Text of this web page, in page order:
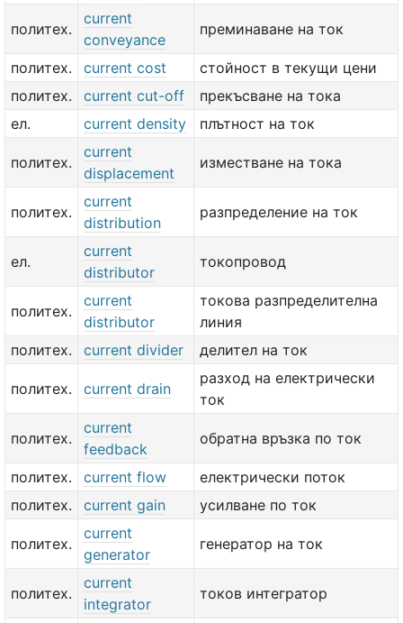
политех.
current
conveyance
преминаване на ток
политех. current cost
стойност в текущи цени
политех.
current cut-off
прекъсване на тока
ел.
current density плътност на ток
политех.
current
displacement
изместване на тока
политех.
current
distribution
разпределение на ток
ел.
current
distributor
токопровод
политех.
current
distributor
токова разпределителна
линия
политех.
current divider делител на ток
политех. current drain
разход на електрически
ток
политех.
current
feedback
обратна връзка по ток
политех. current flow
електрически поток
политех.
current gain усилване по ток
политех.
current
generator
генератор на ток
политех.
current
integrator
токов интегратор